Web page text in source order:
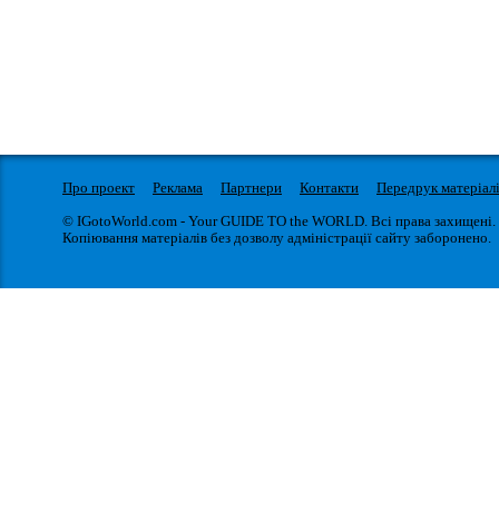
Про проект Реклама Партнери Контакти
Передрук
© IGotoWorld.com - Your GUIDE TO the WORLD. Всі права захищені.
Копіювання матеріалів без дозволу адміністрації сайту заборонено.